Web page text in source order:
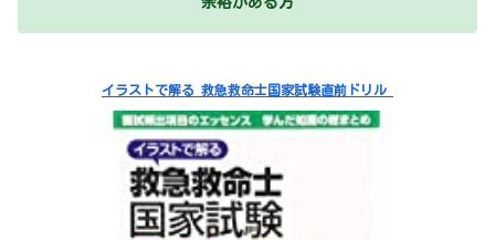
イラストで解る 救急救命士国家試験直前ドリル